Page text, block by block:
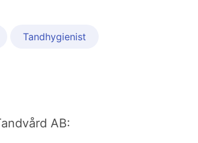
Tandhygienist
AB: